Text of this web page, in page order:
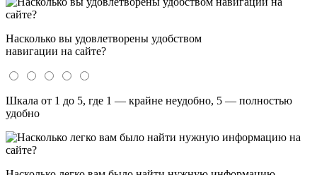
Насколько вы удовлетворены удобством
навигации на сайте?
Шкала от 1 до 5, где 1 — крайне неудобно, 5 — полностью
удобно